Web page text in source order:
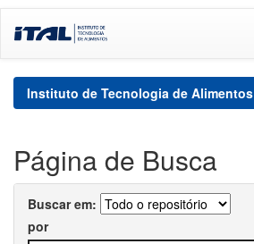
navigation
Instituto de Tecnologia de Alimentos
Página de Busca
Buscar em:
por